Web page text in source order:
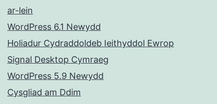
ar-lein
WordPress 6.1 Newydd
Holiadur Cydraddoldeb Ieithyddol Ewrop
Signal Desktop Cymraeg
WordPress 5.9 Newydd
Cysgliad am Ddim